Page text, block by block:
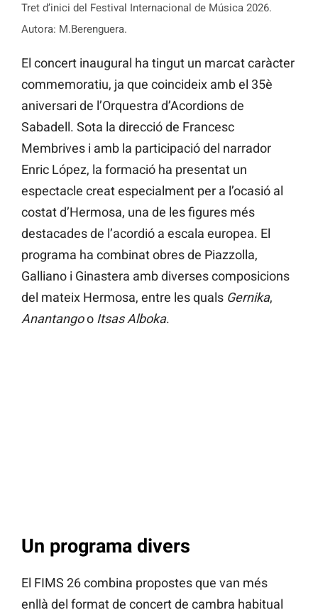
Tret d’inici del Festival Internacional de Música 2026.
Autora: M.Berenguera.
El concert inaugural ha tingut un marcat caràcter
commemoratiu, ja que coincideix amb el 35è
aniversari de l’Orquestra d’Acordions de
Sabadell. Sota la direcció de Francesc
Membrives i amb la participació del narrador
Enric López, la formació ha presentat un
espectacle creat especialment per a l’ocasió al
costat d’Hermosa, una de les figures més
destacades de l’acordió a escala europea. El
programa ha combinat obres de Piazzolla,
Galliano i Ginastera amb diverses composicions
del mateix Hermosa, entre les quals Gernika,
Anantangoo Itsas Alboka.
Un programa divers
El FIMS 26 combina propostes que van més
enllà del format de concert de cambra habitual